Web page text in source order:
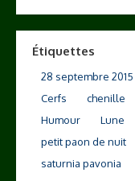
Étiquettes
28 septembre 2015
Cerfs
chenille
Humour
Lune
petit paon de nuit
saturnia pavonia